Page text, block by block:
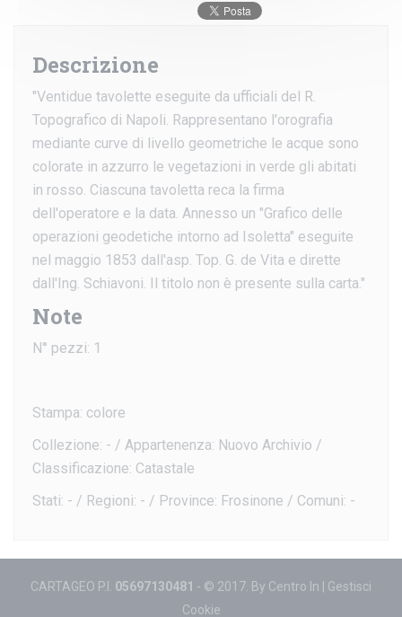
Descrizione
"Ventidue tavolette eseguite da ufficiali del R.
Topografico di Napoli. Rappresentano l'orografia
mediante curve di livello geometriche le acque sono
colorate in azzurro le vegetazioni in verde gli abitati
in rosso. Ciascuna tavoletta reca la firma
dell'operatore e la data. Annesso un "Grafico delle
operazioni geodetiche intorno ad Isoletta" eseguite
nel maggio 1853 dall'asp. Top. G. de Vita e dirette
dall'Ing. Schiavoni. Il titolo non è presente sulla carta."
Note
N° pezzi: 1
Stampa: colore
Collezione: - / Appartenenza: Nuovo Archivio /
Classificazione: Catastale
Stati: - / Regioni: - / Province: Frosinone / Comuni: -
CARTAGEO P.I. 05697130481 - © 2017. By Centro In
Gestisci
Cookie